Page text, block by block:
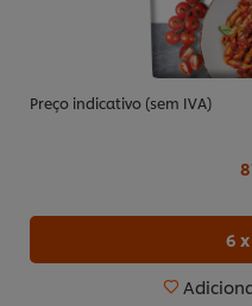
Preço indicativo (sem IVA)
6